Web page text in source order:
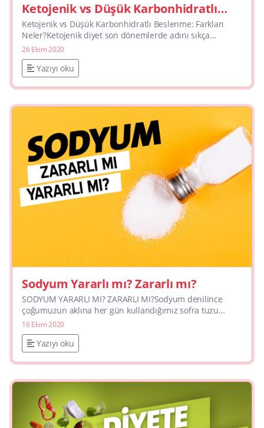
Ketojenik vs Düşük Karbonhidratlı
Beslenme: Farkları Neler?
Ketojenik vs Düşük Karbonhidratlı Beslenme: Farkları
Neler?Ketojenik diyet son dönemlerde adını sıkça
duyduğumuz popüler diyetlerden. Kaçıranlar daha önce
ketojenik ...
26 Ekim 2020
Yazıyı oku
Sodyum Yararlı mı? Zararlı mı?
SODYUM YARARLI MI? ZARARLI MI?Sodyum denilince
çoğumuzun aklına her gün kullandığımız sofra tuzu
geliyor. Peki sodyum aslında nedir, sofra tuzu ile aynı
mıdır; yararlı...
16 Ekim 2020
Yazıyı oku